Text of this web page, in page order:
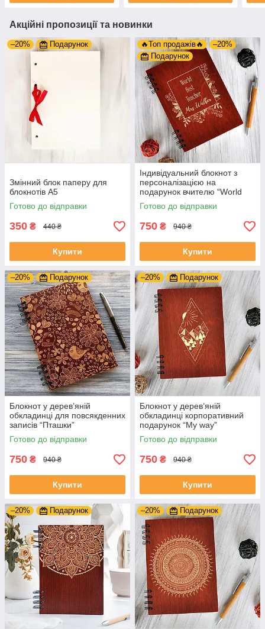
Акційні пропозиції та новинки
–20% Подарунок
Змінний блок паперу для
блокнотів А5
Готово до відправки
350 ₴ 440 ₴
Купити
🔥Топ продажів🔥
–20%
Подарунок
Індивідуальний блокнот з
персоналізацією на
подарунок вчителю “World
best teacher”
Готово до відправки
750 ₴ 940 ₴
Купити
–20% Подарунок
Блокнот у дерев’яній
обкладинці для повсякденних
записів “Пташки”
Готово до відправки
750 ₴ 940 ₴
Купити
–20% Подарунок
Блокнот у дерев’яній
обкладинці корпоративний
подарунок “My way”
Готово до відправки
750 ₴ 940 ₴
Купити
–20% Подарунок –20% Подарунок